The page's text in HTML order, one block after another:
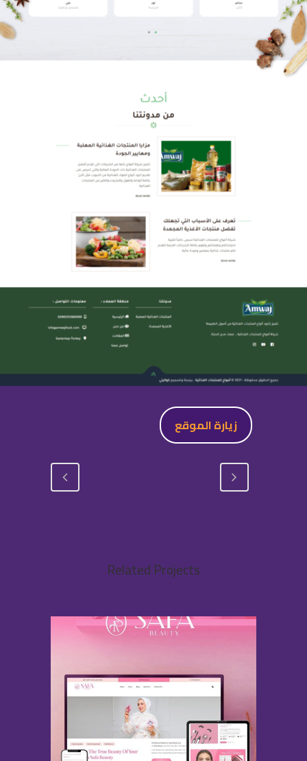
زيارة الموقع
Related Projects